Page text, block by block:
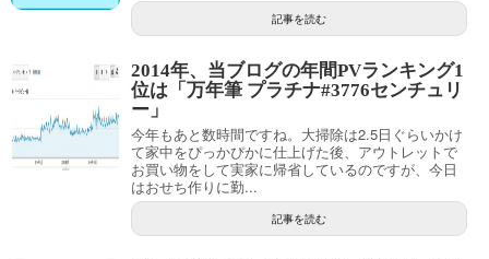
記事を読む
2014年、当ブログの年間PVランキング1
位は「万年筆 プラチナ#3776センチュリ
ー」
今年もあと数時間ですね。大掃除は2.5日ぐらいかけ
て家中をぴっかぴかに仕上げた後、アウトレットで
お買い物をして実家に帰省しているのですが、今日
はおせち作りに勤...
記事を読む